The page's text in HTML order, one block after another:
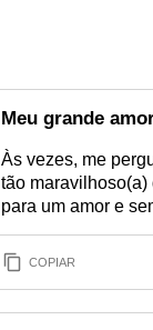
Meu grande
Às vezes, me
tão maravilhoso(a)
para um amor e
COPIAR